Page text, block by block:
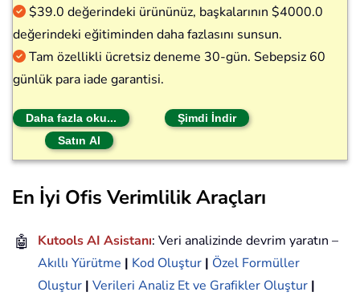
$39.0 değerindeki ürününüz, başkalarının $4000.0
değerindeki eğitiminden daha fazlasını sunsun.
Tam özellikli ücretsiz deneme 30-gün. Sebepsiz 60
günlük para iade garantisi.
En İyi Ofis Verimlilik Araçları
🤖 Kutools AI Asistanı: Veri analizinde devrim yaratın –
Akıllı Yürütme | Kod Oluştur | Özel Formüller
Oluştur | Verileri Analiz Et ve Grafikler Oluştur |